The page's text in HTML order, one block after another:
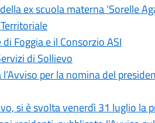
ex scuola materna ‘Sorelle
Foggia e il Consorzio ASI
di Sollievo
per la nomina del
si è svolta venerdì 31 luglio la